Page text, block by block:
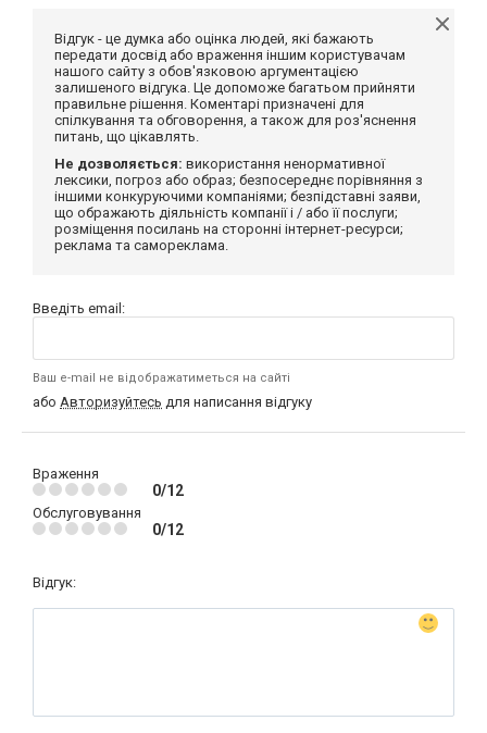
Відгук - це думка або оцінка людей, які бажають
передати досвід або враження іншим користувачам
нашого сайту з обов'язковою аргументацією
залишеного відгука. Це допоможе багатьом прийняти
правильне рішення. Коментарі призначені для
спілкування та обговорення, а також для роз'яснення
питань, що цікавлять.
Не дозволяється: використання ненормативної
лексики, погроз або образ; безпосереднє порівняння з
іншими конкуруючими компаніями; безпідставні заяви,
що ображають діяльність компанії і / або її послуги;
розміщення посилань на сторонні інтернет-ресурси;
реклама та самореклама.
Введіть email:
Ваш e-mail не відображатиметься на сайті
або Авторизуйтесь для написання відгуку
Враження
0/12
Обслуговування
0/12
Відгук: